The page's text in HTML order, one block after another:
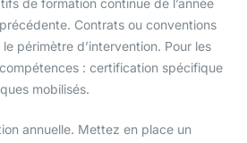
de formation continue de l’année
Contrats ou conventions
périmètre d’intervention. Pour les
: certification spécifique
mobilisés.
annuelle. Mettez en place un